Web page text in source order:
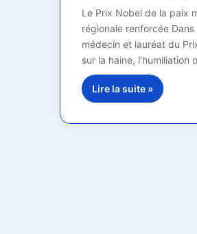
Le Prix Nobel de la paix
régionale renforcée
médecin et lauréat du
sur la haine, l’humiliation
Lire la suite »